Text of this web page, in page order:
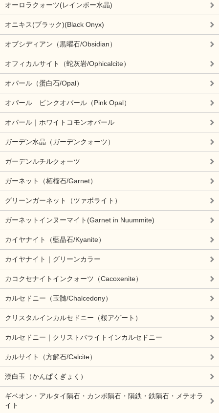
オーロラクォーツ(レインボー水晶)
オニキス(ブラック)(Black Onyx)
オブシディアン（黒曜石/Obsidian）
オフィカルサイト（蛇灰岩/Ophicalcite）
オパール（蛋白石/Opal）
オパール ピンクオパール（Pink Opal）
オパール｜ホワイトコモンオパール
ガーデン水晶（ガーデンクォーツ）
ガーデンルチルクォーツ
ガーネット（柘榴石/Garnet）
グリーンガーネット（ツァボライト）
ガーネットインヌーマイト(Garnet in Nuummite)
カイヤナイト（藍晶石/Kyanite）
カイヤナイト｜グリーンカラー
カコクセナイトインクォーツ（Cacoxenite）
カルセドニー（玉髄/Chalcedony）
クリスタルインカルセドニー（桜アゲート）
カルセドニー｜クリストバライトインカルセドニー
カルサイト（方解石/Calcite）
漢白玉（かんぱくぎょく）
ギベオン・アルタイ隕石・カンボ隕石・隕鉄・鉄隕石・メテオラ
イト